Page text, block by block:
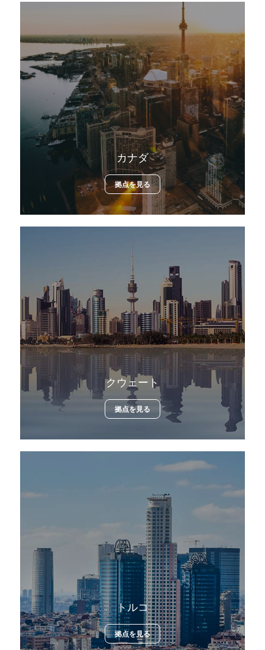
カナダ
拠点を見る
クウェート
拠点を見る
トルコ
拠点を見る